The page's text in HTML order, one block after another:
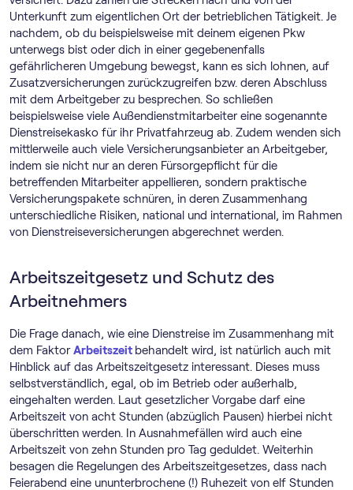
Unterkunft zum eigentlichen Ort der betrieblichen Tätigkeit. Je
nachdem, ob du beispielsweise mit deinem eigenen Pkw
unterwegs bist oder dich in einer gegebenenfalls
gefährlicheren Umgebung bewegst, kann es sich lohnen, auf
Zusatzversicherungen zurückzugreifen bzw. deren Abschluss
mit dem Arbeitgeber zu besprechen. So schließen
beispielsweise viele Außendienstmitarbeiter eine sogenannte
Dienstreisekasko für ihr Privatfahrzeug ab. Zudem wenden sich
mittlerweile auch viele Versicherungsanbieter an Arbeitgeber,
indem sie nicht nur an deren Fürsorgepflicht für die
betreffenden Mitarbeiter appellieren, sondern praktische
Versicherungspakete schnüren, in deren Zusammenhang
unterschiedliche Risiken, national und international, im Rahmen
von Dienstreiseversicherungen abgerechnet werden.
Arbeitszeitgesetz und Schutz des
Arbeitnehmers
Die Frage danach, wie eine Dienstreise im Zusammenhang mit
dem FaktorArbeitszeit behandelt wird, ist natürlich auch mit
Hinblick auf das Arbeitszeitgesetz interessant. Dieses muss
selbstverständlich, egal, ob im Betrieb oder außerhalb,
eingehalten werden. Laut gesetzlicher Vorgabe darf eine
Arbeitszeit von acht Stunden (abzüglich Pausen) hierbei nicht
überschritten werden. In Ausnahmefällen wird auch eine
Arbeitszeit von zehn Stunden pro Tag geduldet. Weiterhin
besagen die Regelungen des Arbeitszeitgesetzes, dass nach
Feierabend eine ununterbrochene (!) Ruhezeit von elf Stunden